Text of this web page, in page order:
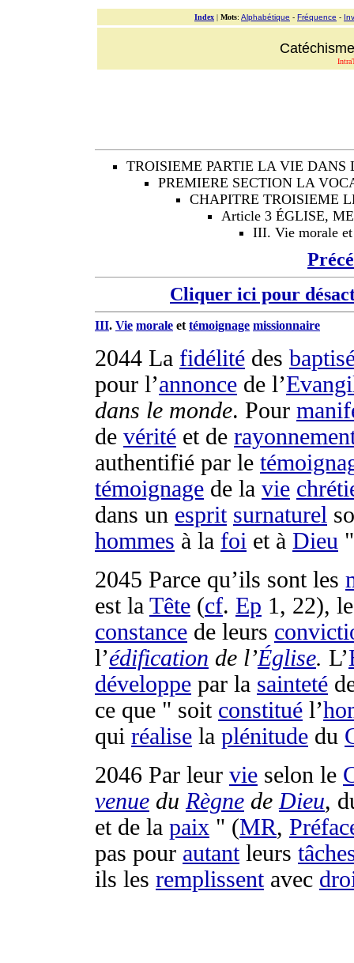
Index | Mots: Alphabétique - Fréquence -
TROISIEME PARTIE LA VIE DANS
PREMIERE SECTION LA
CHAPITRE TROISIEME
Article 3 ÉGLISE,
III. Vie morale et
Cliquer ici pour
III. Vie morale et témoignage missionnaire
2044 La fidélité des
pour l’annonce de l’
dans le monde. Pour
de vérité et de
authentifié par le
témoignage de la vie
dans un esprit surnaturel
hommes à la foi et à Dieu
2045 Parce qu’ils sont les
est la Tête (cf. Ep 1, 22),
constance de leurs
l’édification de l’Église. L’
développe par la sainteté
ce que " soit constitué l’
qui réalise la plénitude du
2046 Par leur vie selon le
venue du Règne de Dieu,
et de la paix " (MR,
pas pour autantleurs
ils les remplissentavec